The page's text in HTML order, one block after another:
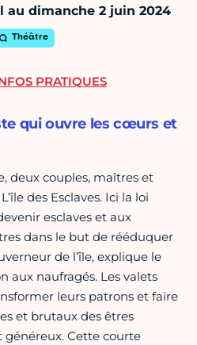
au dimanche 2 juin 2024
Théâtre
qui ouvre les cœurs et
deux couples, maîtres et
des Esclaves. Ici la loi
esclaves et aux
dans le but de rééduquer
de l’île, explique le
aux naufragés. Les valets
leurs patrons et faire
et brutaux des êtres
généreux. Cette courte
PRATIQUES